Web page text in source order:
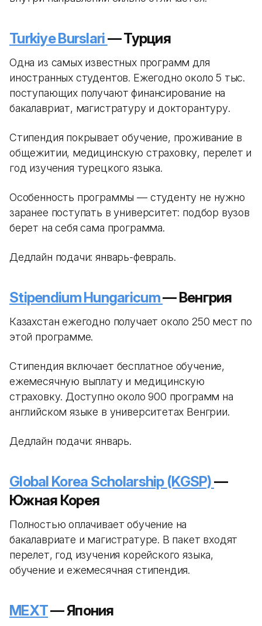
Turkiye Burslari— Турция
Одна из самых известных программ для
иностранных студентов. Ежегодно около 5 тыс.
поступающих получают финансирование на
бакалавриат, магистратуру и докторантуру.
Стипендия покрывает обучение, проживание в
общежитии, медицинскую страховку, перелет и
год изучения турецкого языка.
Особенность программы — студенту не нужно
заранее поступать в университет: подбор вузов
берет на себя сама программа.
Дедлайн подачи: январь-февраль.
Stipendium Hungaricum— Венгрия
Казахстан ежегодно получает около 250 мест по
этой программе.
Стипендия включает бесплатное обучение,
ежемесячную выплату и медицинскую
страховку. Доступно около 900 программ на
английском языке в университетах Венгрии.
Дедлайн подачи: январь.
Global Korea Scholarship (KGSP)—
Южная Корея
Полностью оплачивает обучение на
бакалавриате и магистратуре. В пакет входят
перелет, год изучения корейского языка,
обучение и ежемесячная стипендия.
MEXT— Япония